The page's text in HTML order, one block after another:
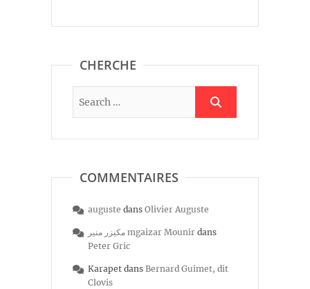
CHERCHE
COMMENTAIRES
auguste dans Olivier Auguste
مكيزر منير mgaizar Mounir dans
Peter Gric
Karapet dans Bernard Guimet, dit
Clovis